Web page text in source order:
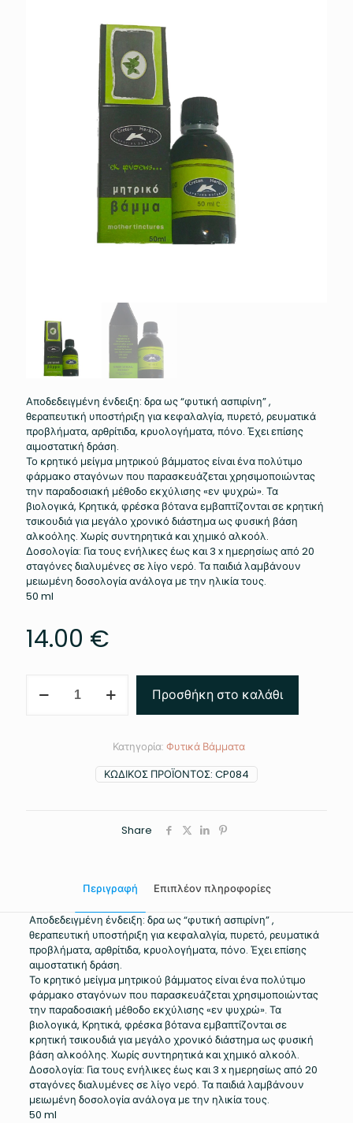
Αποδεδειγμένη ένδειξη: δρα ως “φυτική ασπιρίνη” ,
θεραπευτική υποστήριξη για κεφαλαλγία, πυρετό, ρευματικά
προβλήματα, αρθρίτιδα, κρυολογήματα, πόνο. Έχει επίσης
αιμοστατική δράση.
Το κρητικό μείγμα μητρικού βάμματος είναι ένα πολύτιμο
φάρμακο σταγόνων που παρασκευάζεται χρησιμοποιώντας
την παραδοσιακή μέθοδο εκχύλισης «εν ψυχρώ». Τα
βιολογικά, Κρητικά, φρέσκα βότανα εμβαπτίζονται σε κρητική
τσικουδιά για μεγάλο χρονικό διάστημα ως φυσική βάση
αλκοόλης. Χωρίς συντηρητικά και χημικό αλκοόλ.
Δοσολογία: Για τους ενήλικες έως και 3 x ημερησίως από 20
σταγόνες διαλυμένες σε λίγο νερό. Τα παιδιά λαμβάνουν
μειωμένη δοσολογία ανάλογα με την ηλικία τους.
50 ml
14.00 €
ΜΗΤΡΙΚΟ
Προσθήκη στο καλάθι
ΚΩΔΙΚΌΣ ΠΡΟΪΌΝΤΟΣ: CP084
Κατηγορία: Φυτικά Βάμματα
Share
Περιγραφή Επιπλέον πληροφορίες
Αποδεδειγμένη ένδειξη: δρα ως “φυτική ασπιρίνη” ,
θεραπευτική υποστήριξη για κεφαλαλγία, πυρετό, ρευματικά
προβλήματα, αρθρίτιδα, κρυολογήματα, πόνο. Έχει επίσης
αιμοστατική δράση.
Το κρητικό μείγμα μητρικού βάμματος είναι ένα πολύτιμο
φάρμακο σταγόνων που παρασκευάζεται χρησιμοποιώντας
την παραδοσιακή μέθοδο εκχύλισης «εν ψυχρώ». Τα
βιολογικά, Κρητικά, φρέσκα βότανα εμβαπτίζονται σε
κρητική τσικουδιά για μεγάλο χρονικό διάστημα ως φυσική
βάση αλκοόλης. Χωρίς συντηρητικά και χημικό αλκοόλ.
Δοσολογία: Για τους ενήλικες έως και 3 x ημερησίως από 20
σταγόνες διαλυμένες σε λίγο νερό. Τα παιδιά λαμβάνουν
μειωμένη δοσολογία ανάλογα με την ηλικία τους.
50 ml